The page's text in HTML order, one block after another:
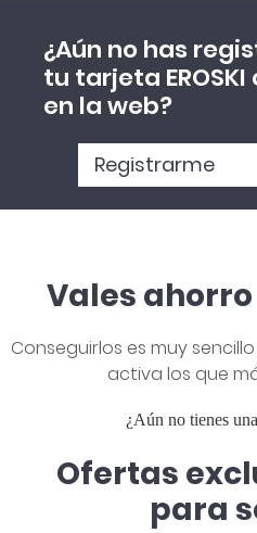
¿Aún no has
tu tarjeta EROSKI
en la web?
Registrarme
Vales
Conseguirlos es muy
activa los que
¿Aún no tienes
Ofertas
para